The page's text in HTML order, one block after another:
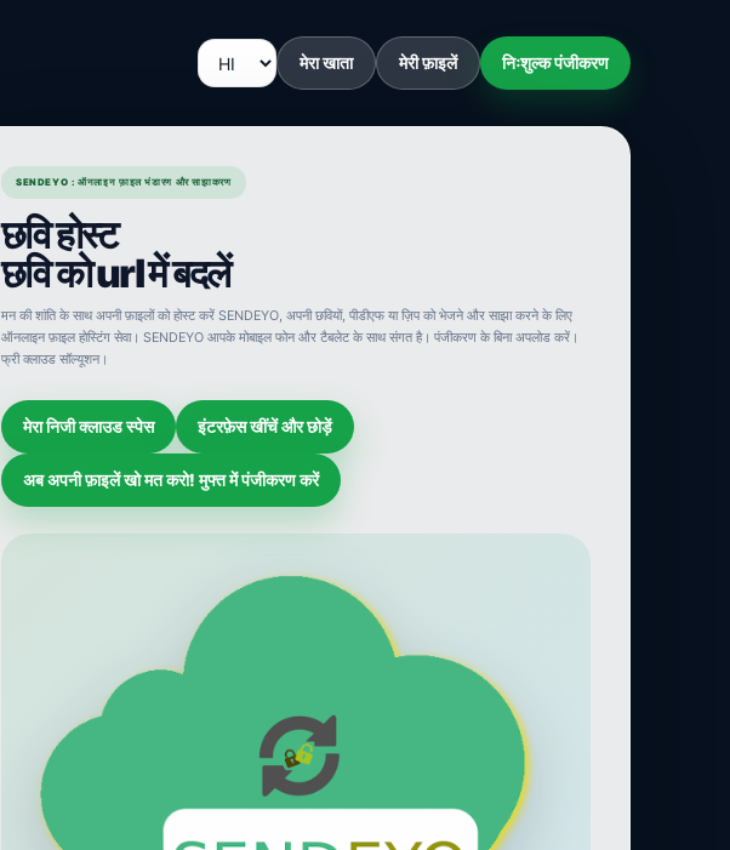
मेरा खाता मेरी फ़ाइलें निःशुल्क पंजीकरण
SENDEYO : ऑनलाइन फ़ाइल भंडारण और साझाकरण
छवि होस्ट
छवि को url में बदलें
मन की शांति के साथ अपनी फ़ाइलों को होस्ट करें SENDEYO, अपनी छवियों, पीडीएफ या ज़िप को भेजने और साझा करने के लिए
ऑनलाइन फ़ाइल होस्टिंग सेवा। SENDEYO आपके मोबाइल फोन और टैबलेट के साथ संगत है। पंजीकरण के बिना अपलोड करें।
फ्री क्लाउड सॉल्यूशन।
मेरा निजी क्लाउड स्पेस इंटरफ़ेस खींचें और छोड़ें
अब अपनी फ़ाइलें खो मत करो! मुफ्त में पंजीकरण करें